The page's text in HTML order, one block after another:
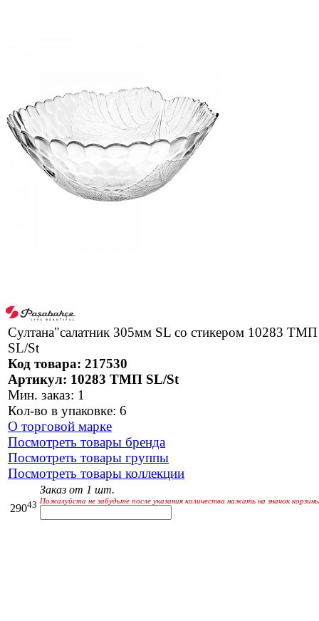
Султана"салатник 305мм SL со стикером 10283 ТМП
SL/St
Код товара: 217530
Артикул: 10283 ТМП SL/St
Мин. заказ: 1
Кол-во в упаковке: 6
О торговой марке
Посмотреть товары бренда
Посмотреть товары группы
Посмотреть товары коллекции
29043
Заказ от 1 шт.
Пожалуйста не забудьте после указания количества нажать на значок